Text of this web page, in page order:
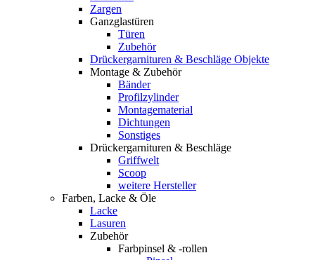
Zargen
Ganzglastüren
Türen
Zubehör
Drückergarnituren & Beschläge Objekte
Montage & Zubehör
Bänder
Profilzylinder
Montagematerial
Dichtungen
Sonstiges
Drückergarnituren & Beschläge
Griffwelt
Scoop
weitere Hersteller
Farben, Lacke & Öle
Lacke
Lasuren
Zubehör
Farbpinsel & -rollen